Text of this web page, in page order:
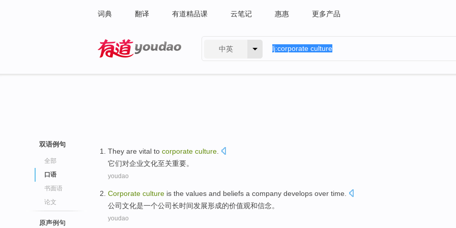
词典 翻译 有道精品课 云笔记 惠惠 更多产品
中英
双语例句
全部
口语
书面语
论文
原声例句
They are vital to corporate culture
它们对企业文化至关重要。
youdao
Corporate culture is the values and beliefs a company develops over time
公司文化是一个公司长时间发展形成的价值观和信念。
youdao